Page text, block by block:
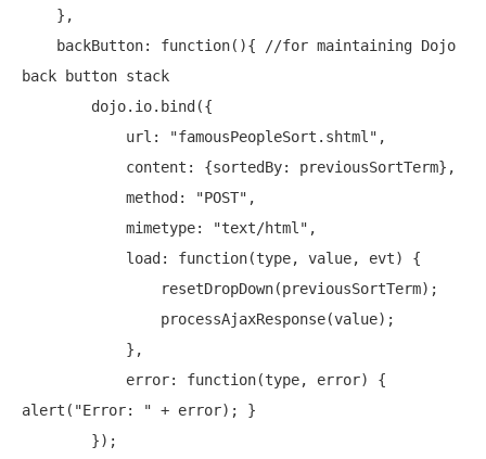
    backButton:
function(){
//for maintaining Dojo
back button stack
            url:
"famousPeopleSort.shtml" ,
            method:
"POST" ,
            mimetype:
"text/html" ,
            load:
function(type, value, evt) {
            error:
function(type, error) {
alert( "Error: " + error); }